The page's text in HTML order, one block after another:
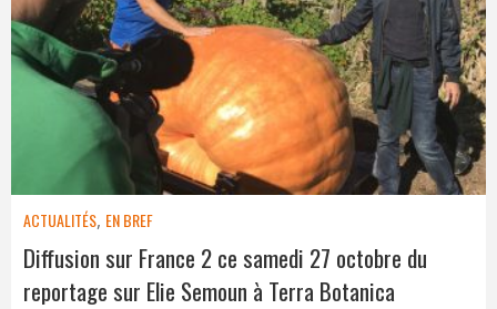
ACTUALITÉS, EN BREF
Diffusion sur France 2 ce samedi 27 octobre du
reportage sur Elie Semoun à Terra Botanica